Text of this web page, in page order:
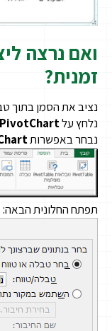
ואם נרצה
זמנית?
נציב את הסמן בתוך
נלחץ עלPivotChart
נבחר באפשרות
תפתח החלונית הבאה: